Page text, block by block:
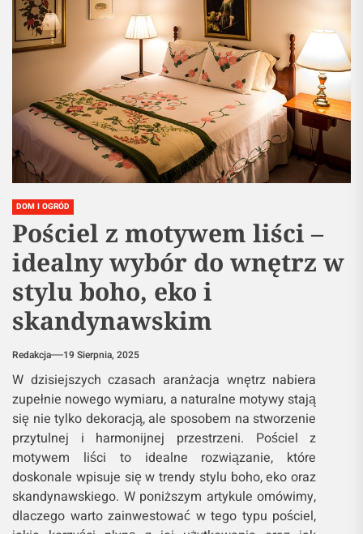
DOM I OGRÓD
Pościel z motywem liści –
idealny wybór do wnętrz w
stylu boho, eko i
skandynawskim
Redakcja 19 Sierpnia, 2025
W dzisiejszych czasach aranżacja wnętrz nabiera
zupełnie nowego wymiaru, a naturalne motywy stają
się nie tylko dekoracją, ale sposobem na stworzenie
przytulnej i harmonijnej przestrzeni. Pościel z
motywem liści to idealne rozwiązanie, które
doskonale wpisuje się w trendy stylu boho, eko oraz
skandynawskiego. W poniższym artykule omówimy,
dlaczego warto zainwestować w tego typu pościel,